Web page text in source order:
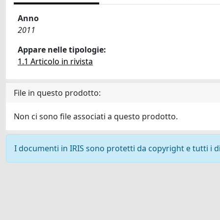
Anno
2011
Appare nelle tipologie:
1.1 Articolo in rivista
File in questo prodotto:
Non ci sono file associati a questo prodotto.
I documenti in IRIS sono protetti da copyright e tutti i